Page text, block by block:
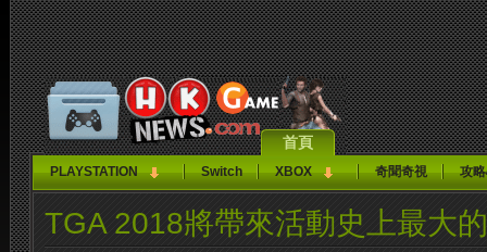
首頁
PLAYSTATION Switch XBOX 奇聞奇視 攻
TGA 2018將帶來活動史上最大